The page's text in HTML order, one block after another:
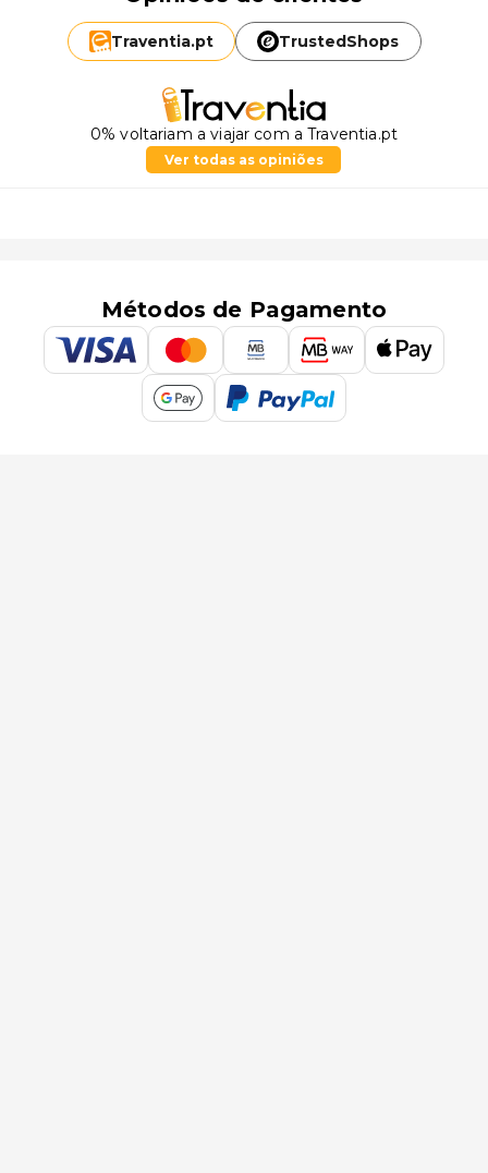
Traventia.pt TrustedShops
0% voltariam a viajar com a Traventia.pt
Ver todas as opiniões
Métodos de Pagamento